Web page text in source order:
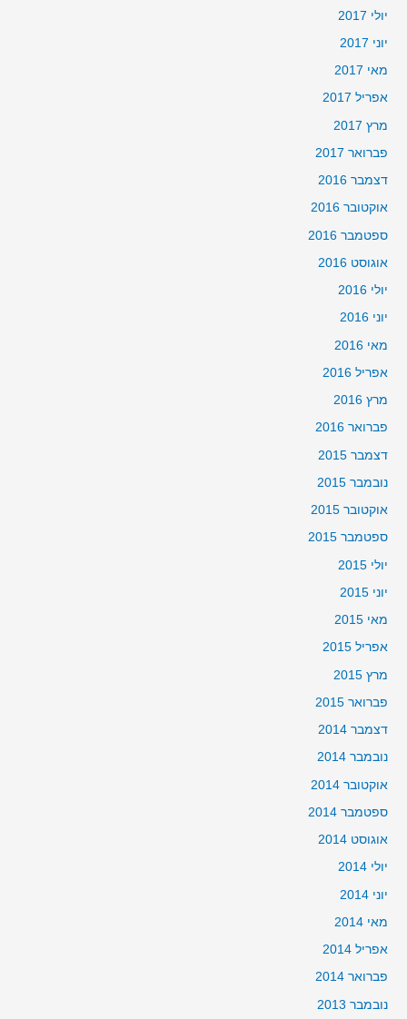
יולי 2017
יוני 2017
מאי 2017
אפריל 2017
מרץ 2017
פברואר 2017
דצמבר 2016
אוקטובר 2016
ספטמבר 2016
אוגוסט 2016
יולי 2016
יוני 2016
מאי 2016
אפריל 2016
מרץ 2016
פברואר 2016
דצמבר 2015
נובמבר 2015
אוקטובר 2015
ספטמבר 2015
יולי 2015
יוני 2015
מאי 2015
אפריל 2015
מרץ 2015
פברואר 2015
דצמבר 2014
נובמבר 2014
אוקטובר 2014
ספטמבר 2014
אוגוסט 2014
יולי 2014
יוני 2014
מאי 2014
אפריל 2014
פברואר 2014
נובמבר 2013